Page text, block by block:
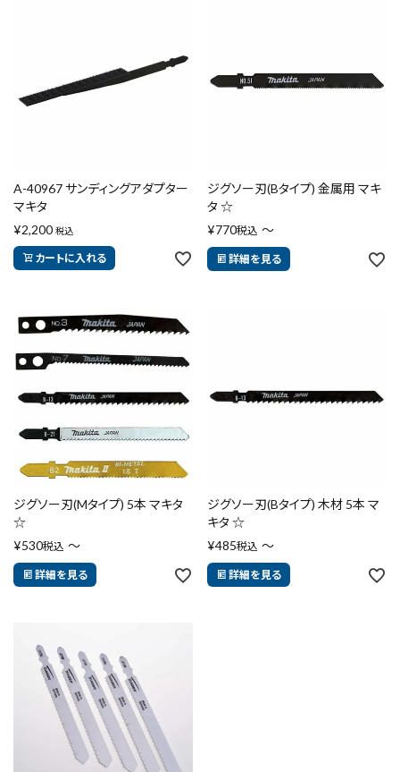
search
バンスト展示品
カテゴリーから探す ブランドから探す
価格から探す
円 ～ 円
在庫のない商品を表示しない
この内容で検索
A-40967 サンディングアダプター
マキタ
¥2,200 税込
カートに入れる
ジグソー刃(Bタイプ) 金属用 マキ
タ ☆
¥770税込 〜
詳細を見る
ジグソー刃(Mタイプ) 5本 マキタ
☆
¥530税込 〜
詳細を見る
ジグソー刃(Bタイプ) 木材 5本 マ
キタ ☆
¥485税込 〜
詳細を見る